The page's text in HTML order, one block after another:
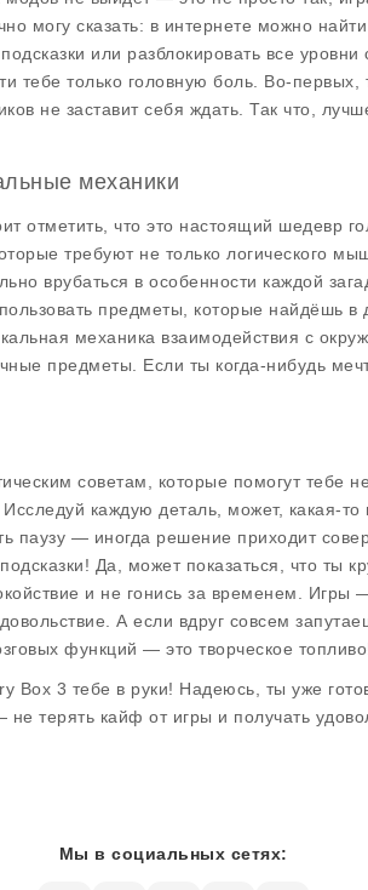
могу сказать: в интернете можно
или разблокировать все
тебе только головную боль. Во-
не заставит себя ждать. Так что,
механики
отметить, что это настоящий шедевр
требуют не только логического
врубаться в особенности каждой
предметы, которые найдёшь
механика взаимодействия с
предметы. Если ты когда-нибудь
советам, которые помогут тебе
каждую деталь, может, какая-то
паузу — иногда решение приходит
Да, может показаться, что ты
и не гонись за временем. Игры
А если вдруг совсем
функций — это творческое
Box 3 тебе в руки! Надеюсь, ты уже
терять кайф от игры и получать
Мы в социальных сетях: